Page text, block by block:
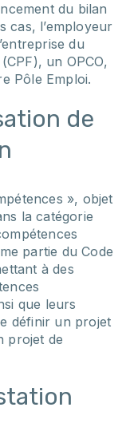
du bilan
cas, l’employeur
du
un OPCO,
Pôle Emploi.
de
», objet
la catégorie
partie du Code
à des
que leurs
définir un projet
projet de